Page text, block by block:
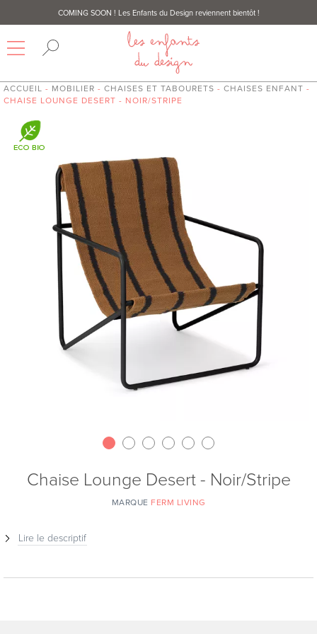
COMING SOON ! Les Enfants du Design reviennent bientôt !
ACCUEIL - MOBILIER - CHAISES ET TABOURETS - CHAISES ENFANT -
CHAISE LOUNGE DESERT - NOIR/STRIPE
Chaise Lounge Desert - Noir/Stripe
MARQUE FERM LIVING
Lire le descriptif